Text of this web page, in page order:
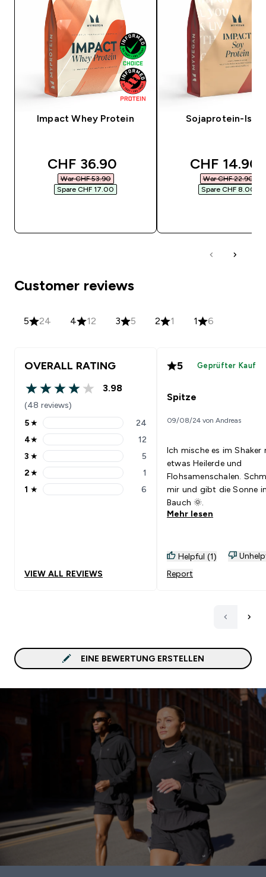
Impact Whey Protein
discounted price
CHF 36.90‎
War CHF 53.90‎
Spare CHF 17.00‎
Sojaprotein-
discounted
CHF 14.90‎
War CHF 22.90‎
Spare CHF 8.00‎
Customer reviews
5 24 4 12 3 5 2 1 1 6
OVERALL RATING
3.98 out of 5 stars
3.98
(48 reviews)
5 stars rating 24 reviews
5★ 24
4 stars rating 12 reviews
4★ 12
3 stars rating 5 reviews
3 ★ 5
2 stars rating 1 reviews
2★ 1
1 stars rating 6 reviews
1 ★ 6
VIEW ALL REVIEWS
5 Geprüfter Kauf
Spitze
09/08/24 von Andreas
Ich mische es im Shaker
etwas Heilerde und
Flohsamenschalen.
mir und gibt die Sonne
Bauch 🌞.
Mehr lesen
Helpful (1)
Report
EINE BEWERTUNG ERSTELLEN